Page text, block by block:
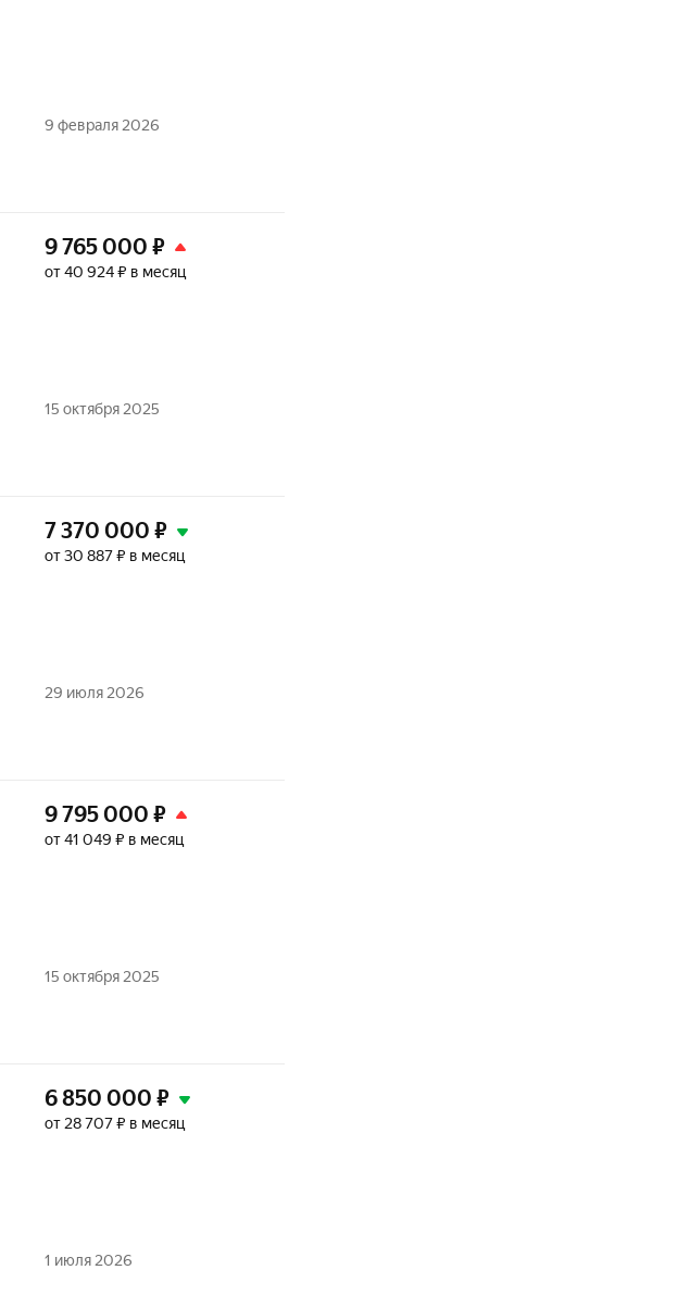
9 февраля 2026
9 765 000 ₽
от 40 924 ₽ в месяц
15 октября 2025
7 370 000 ₽
от 30 887 ₽ в месяц
29 июля 2026
9 795 000 ₽
от 41 049 ₽ в месяц
15 октября 2025
6 850 000 ₽
от 28 707 ₽ в месяц
1 июля 2026